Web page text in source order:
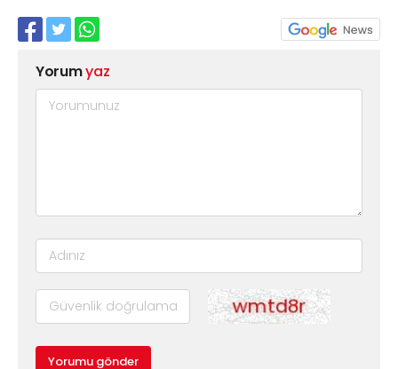
Yorumyaz
Yorumu gönder